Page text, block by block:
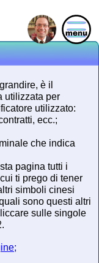
è il
utilizzata per
utilizzato:
ecc.;
che indica
pagina tutti i
ti prego di tener
simboli cinesi
sono questi altri
sulle singole